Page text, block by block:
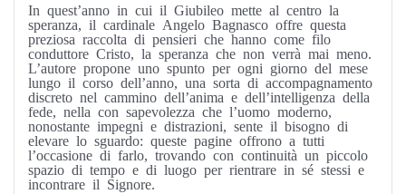
In quest’anno in cui il Giubileo mette al centro la
speranza, il cardinale Angelo Bagnasco offre questa
preziosa raccolta di pensieri che hanno come filo
conduttore Cristo, la speranza che non verrà mai meno.
L’autore propone uno spunto per ogni giorno del mese
lungo il corso dell’anno, una sorta di accompagnamento
discreto nel cammino dell’anima e dell’intelligenza della
fede, nella con sapevolezza che l’uomo moderno,
nonostante impegni e distrazioni, sente il bisogno di
elevare lo sguardo: queste pagine offrono a tutti
l’occasione di farlo, trovando con continuità un piccolo
spazio di tempo e di luogo per rientrare in sé stessi e
incontrare il Signore.